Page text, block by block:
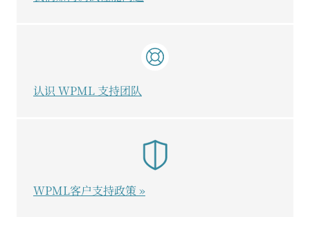
认识 WPML 支持团队
WPML客户支持政策 »